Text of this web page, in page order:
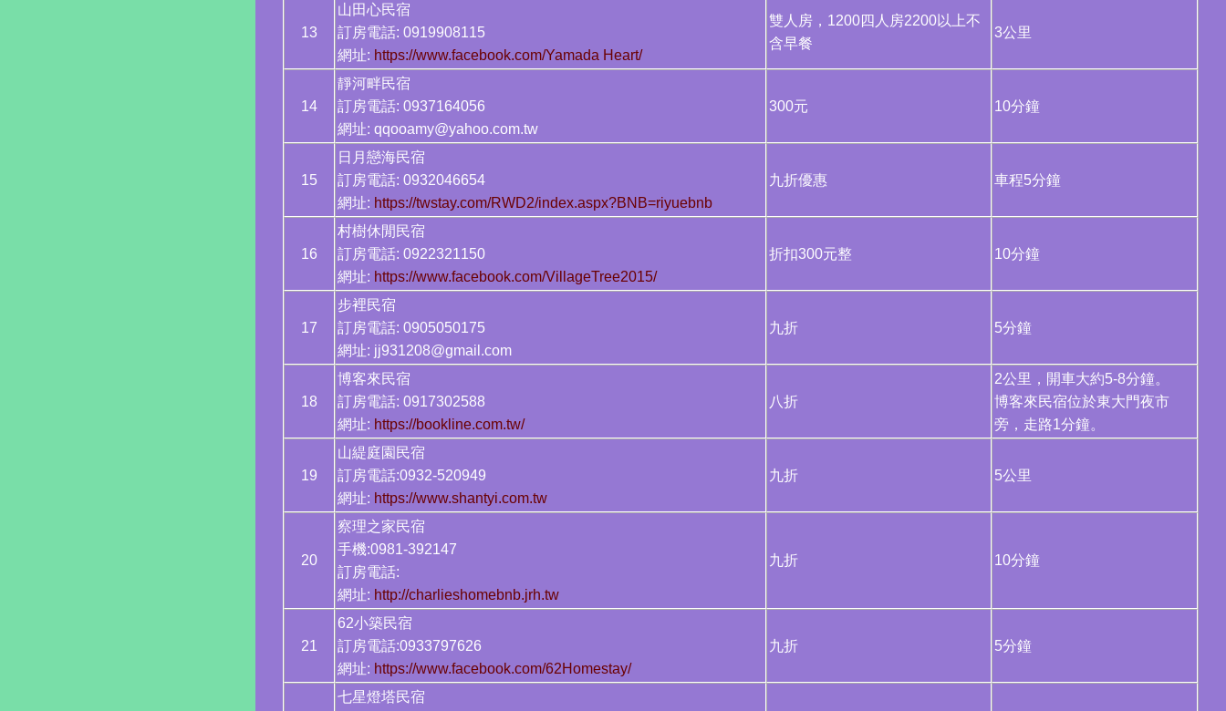
13
山田心民宿
訂房電話: 0919908115
網址: https://www.facebook.com/Yamada Heart/
雙人房，1200四人房2200以上不
含早餐
3公里
14
靜河畔民宿
訂房電話: 0937164056
網址: qqooamy@yahoo.com.tw
300元 10分鐘
15
日月戀海民宿
訂房電話: 0932046654
網址: https://twstay.com/RWD2/index.aspx?BNB=riyuebnb
九折優惠 車程5分鐘
16
村樹休閒民宿
訂房電話: 0922321150
網址: https://www.facebook.com/VillageTree2015/
折扣300元整 10分鐘
17
步裡民宿
訂房電話: 0905050175
網址: jj931208@gmail.com
九折 5分鐘
18
博客來民宿
訂房電話: 0917302588
網址: https://bookline.com.tw/
八折
2公里，開車大約5-8分鐘。
博客來民宿位於東大門夜市
旁，走路1分鐘。
19
山緹庭園民宿
訂房電話:0932-520949
網址: https://www.shantyi.com.tw
九折 5公里
20
察理之家民宿
手機:0981-392147
訂房電話:
網址: http://charlieshomebnb.jrh.tw
九折 10分鐘
21
62小築民宿
訂房電話:0933797626
網址: https://www.facebook.com/62Homestay/
九折 5分鐘
七星燈塔民宿